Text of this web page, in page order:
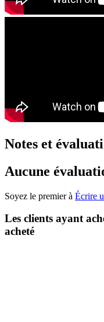
Notes et
Aucune
Soyez le premier à Écrire
Les clients ayant
acheté